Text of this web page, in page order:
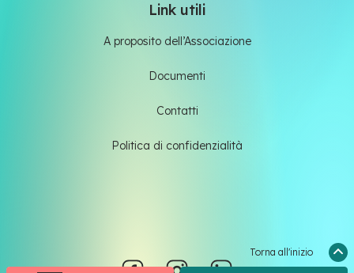
Torna all'inizio
Link utili
A proposito dell’Associazione
Documenti
Contatti
Politica di confidenzialità